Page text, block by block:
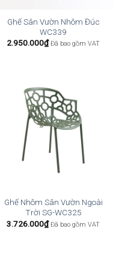
Ghế Sân Vườn Nhôm Đúc
WC339
2.950.000₫ Đã bao gồm VAT
Ghế Nhôm Sân Vườn Ngoài
Trời SG-WC325
3.726.000₫ Đã bao gồm VAT